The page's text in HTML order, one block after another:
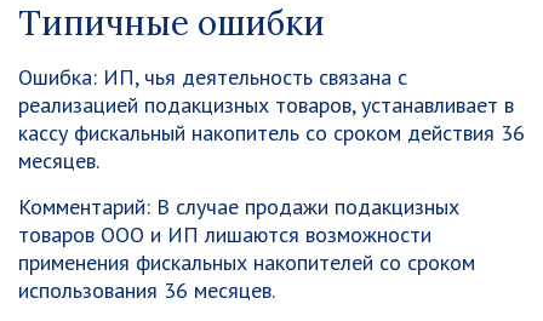
Типичные ошибки
Ошибка: ИП, чья деятельность связана с
реализацией подакцизных товаров, устанавливает в
кассу фискальный накопитель со сроком действия 36
месяцев.
Комментарий: В случае продажи подакцизных
товаров ООО и ИП лишаются возможности
применения фискальных накопителей со сроком
использования 36 месяцев.